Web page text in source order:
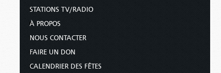
STATIONS TV/RADIO
À PROPOS
NOUS CONTACTER
FAIRE UN DON
CALENDRIER DES FÊTES